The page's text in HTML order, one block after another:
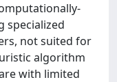
specialized
not suited for
algorithm
with limited